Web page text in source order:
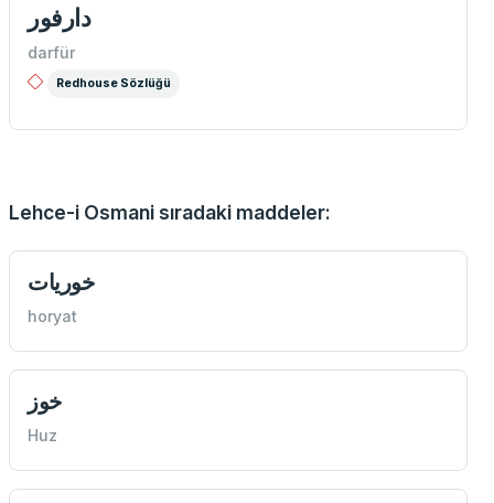
دارفور
darfür
Redhouse Sözlüğü
Lehce-i Osmani sıradaki maddeler:
خوريات
horyat
خوز
Huz